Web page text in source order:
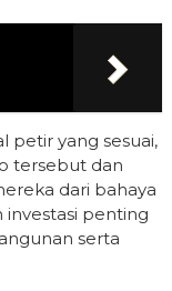
petir yang sesuai,
tersebut dan
dari bahaya
investasi penting
serta